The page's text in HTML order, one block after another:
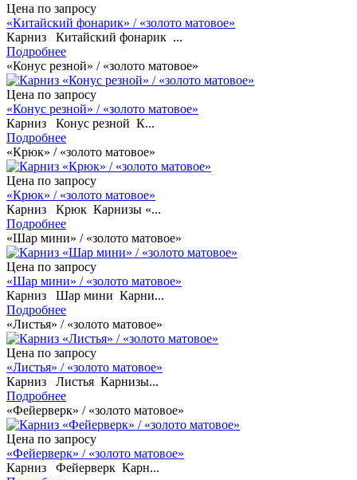
Цена по запросу
«Китайский фонарик» / «золото матовое»
Карниз Китайский фонарик ...
Подробнее
«Конус резной» / «золото матовое»
Цена по запросу
«Конус резной» / «золото матовое»
Карниз Конус резной К...
Подробнее
«Крюк» / «золото матовое»
Цена по запросу
«Крюк» / «золото матовое»
Карниз Крюк Карнизы «...
Подробнее
«Шар мини» / «золото матовое»
Цена по запросу
«Шар мини» / «золото матовое»
Карниз Шар мини Карни...
Подробнее
«Листья» / «золото матовое»
Цена по запросу
«Листья» / «золото матовое»
Карниз Листья Карнизы...
Подробнее
«Фейерверк» / «золото матовое»
Цена по запросу
«Фейерверк» / «золото матовое»
Карниз Фейерверк Карн...